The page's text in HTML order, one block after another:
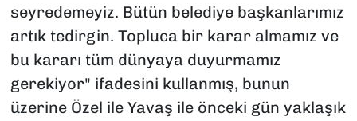
seyredemeyiz. Bütün belediye başkanlarımız
artık tedirgin. Topluca bir karar almamız ve
bu kararı tüm dünyaya duyurmamız
gerekiyor" ifadesini kullanmış, bunun
üzerine Özel ile Yavaş ile önceki gün yaklaşık